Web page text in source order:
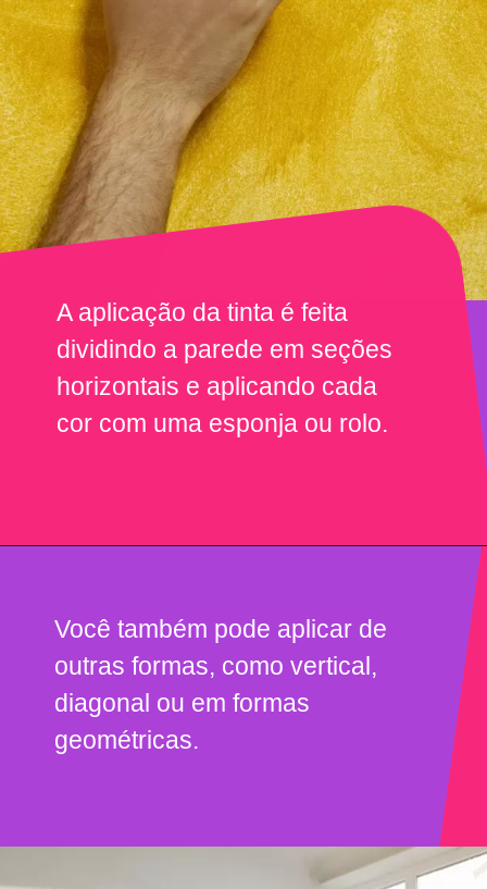
A aplicação da tinta é feita
dividindo a parede em seções
horizontais e aplicando cada
cor com uma esponja ou rolo.
Você também pode aplicar de
outras formas, como vertical,
diagonal ou em formas
geométricas.